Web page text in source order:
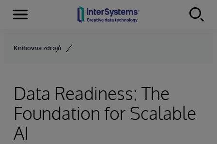
Skip to content
Menu
Knihovna zdrojů
Data Readiness: The
Foundation for Scalable
AI